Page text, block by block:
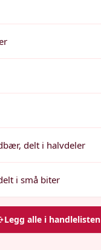
delt i halvdeler
i små biter
Legg alle i handlelisten